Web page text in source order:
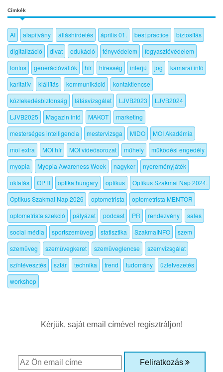
Címkék
AI alapítvány álláshirdetés április 01. best practice
biztosítás
digitalizáció
divat edukáció fényvédelem
fogyasztóvédelem
fontos
generációváltók hír híresség interjú jog
kamarai infó
karitatív
kiállítás kommunikáció
kontaktlencse
közlekedésbiztonság
látásvizsgálat LJVB2023
LJVB2024
LJVB2025
Magazin infó MAKOT
marketing
mesterséges intelligencia
mestervizsga MIDO
MOI Akadémia
moi extra
MOI hír MOI videósorozat műhely
működési engedély
myopia
Myopia Awareness Week nagyker
nyereményjáték
oktatás
OPTI optika hungary optikus
Optikus Szakmai Nap 2024.
Optikus Szakmai Nap 2026
optometrista
optometrista MENTOR
optometrista szekció
pályázat podcast PR rendezvény
sales
social média
sportszemüveg statisztika SzakmaINFO
szem
szemüveg
szemüvegkeret szemüveglencse
szemvizsgálat
színtévesztés
sztár technika trend tudomány
üzletvezetés
workshop
Kérjük, saját email címével regisztráljon!
Feliratkozás